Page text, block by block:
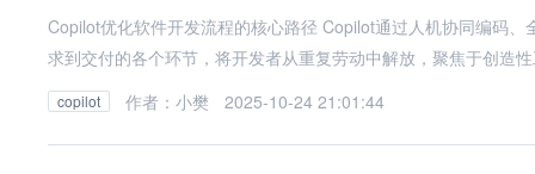
Copilot优化软件开发流程的核心路径 Copilot通过人机协同编码
求到交付的各个环节，将开发者从重复劳动中解放，聚焦于创造
copilot 作者：小樊 2025-10-24 21:01:44